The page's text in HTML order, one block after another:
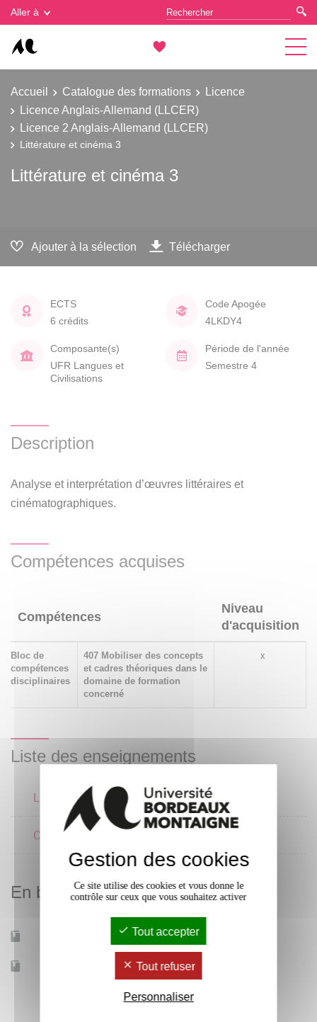
Aller à
Accueil Catalogue des formations
Licence
Licence Anglais-Allemand (LLCER)
Licence 2 Anglais-Allemand (LLCER)
Littérature et cinéma 3
Littérature et cinéma 3
Ajouter à la sélection Télécharger
ECTS
6 crédits
Code Apogée
4LKDY4
Composante(s)
UFR Langues et
Civilisations
Période de l'année
Semestre 4
Description
Analyse et interprétation d’œuvres littéraires et
cinématographiques.
Compétences acquises
Compétences
Niveau
d'acquisition
Bloc de
compétences
disciplinaires
407 Mobiliser des concepts
et cadres théoriques dans le
domaine de formation
concerné
x
Liste des enseignements
Littérature
Cinéma
En bref
Oui
Accessible à distance Non
Gestion des cookies
Gestion des cookies
Ce site utilise des cookies et vous donne le
contrôle sur ceux que vous souhaitez activer
Tout accepter
Tout refuser
Personnaliser